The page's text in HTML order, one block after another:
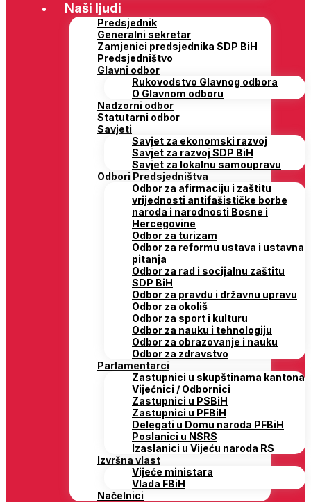
Naši ljudi
Predsjednik
Generalni sekretar
Zamjenici predsjednika SDP BiH
Predsjedništvo
Glavni odbor
Rukovodstvo Glavnog odbora
O Glavnom odboru
Nadzorni odbor
Statutarni odbor
Savjeti
Savjet za ekonomski razvoj
Savjet za razvoj SDP BiH
Savjet za lokalnu samoupravu
Odbori Predsjedništva
Odbor za afirmaciju i zaštitu
vrijednosti antifašističke borbe
naroda i narodnosti Bosne i
Hercegovine
Odbor za turizam
Odbor za reformu ustava i ustavna
pitanja
Odbor za rad i socijalnu zaštitu
SDP BiH
Odbor za pravdu i državnu upravu
Odbor za okoliš
Odbor za sport i kulturu
Odbor za nauku i tehnologiju
Odbor za obrazovanje i nauku
Odbor za zdravstvo
Parlamentarci
Zastupnici u skupštinama kantona
Vijećnici / Odbornici
Zastupnici u PSBiH
Zastupnici u PFBiH
Delegati u Domu naroda PFBiH
Poslanici u NSRS
Izaslanici u Vijeću naroda RS
Izvršna vlast
Vijeće ministara
Vlada FBiH
Načelnici